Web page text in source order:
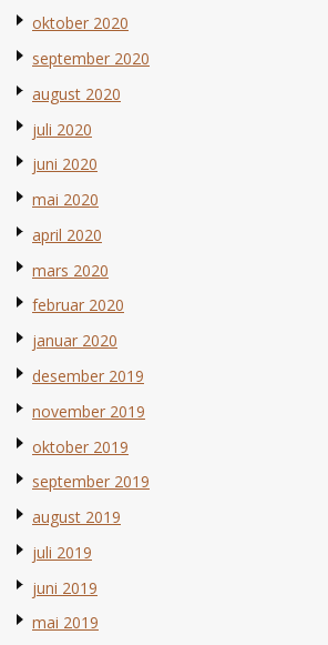
oktober 2020
september 2020
august 2020
juli 2020
juni 2020
mai 2020
april 2020
mars 2020
februar 2020
januar 2020
desember 2019
november 2019
oktober 2019
september 2019
august 2019
juli 2019
juni 2019
mai 2019